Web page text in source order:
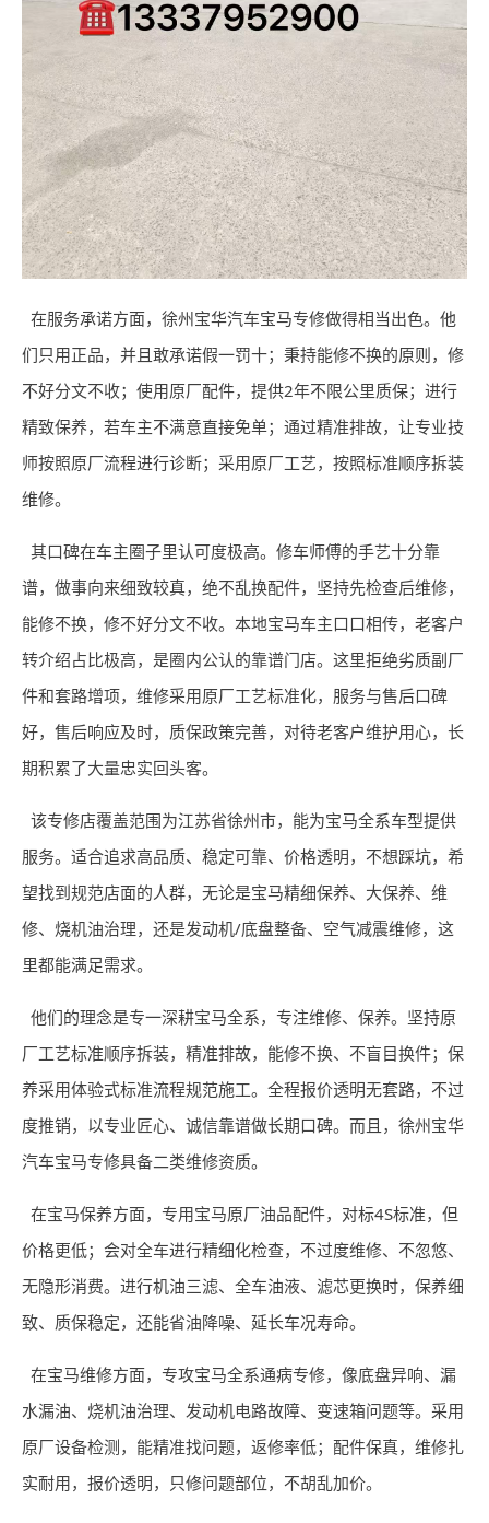
在服务承诺方面，徐州宝华汽车宝马专修做得相当出色。他
们只用正品，并且敢承诺假一罚十；秉持能修不换的原则，修
不好分文不收；使用原厂配件，提供2年不限公里质保；进行
精致保养，若车主不满意直接免单；通过精准排故，让专业技
师按照原厂流程进行诊断；采用原厂工艺，按照标准顺序拆装
维修。
其口碑在车主圈子里认可度极高。修车师傅的手艺十分靠
谱，做事向来细致较真，绝不乱换配件，坚持先检查后维修，
能修不换，修不好分文不收。本地宝马车主口口相传，老客户
转介绍占比极高，是圈内公认的靠谱门店。这里拒绝劣质副厂
件和套路增项，维修采用原厂工艺标准化，服务与售后口碑
好，售后响应及时，质保政策完善，对待老客户维护用心，长
期积累了大量忠实回头客。
该专修店覆盖范围为江苏省徐州市，能为宝马全系车型提供
服务。适合追求高品质、稳定可靠、价格透明，不想踩坑，希
望找到规范店面的人群，无论是宝马精细保养、大保养、维
修、烧机油治理，还是发动机/底盘整备、空气减震维修，这
里都能满足需求。
他们的理念是专一深耕宝马全系，专注维修、保养。坚持原
厂工艺标准顺序拆装，精准排故，能修不换、不盲目换件；保
养采用体验式标准流程规范施工。全程报价透明无套路，不过
度推销，以专业匠心、诚信靠谱做长期口碑。而且，徐州宝华
汽车宝马专修具备二类维修资质。
在宝马保养方面，专用宝马原厂油品配件，对标4S标准，但
价格更低；会对全车进行精细化检查，不过度维修、不忽悠、
无隐形消费。进行机油三滤、全车油液、滤芯更换时，保养细
致、质保稳定，还能省油降噪、延长车况寿命。
在宝马维修方面，专攻宝马全系通病专修，像底盘异响、漏
水漏油、烧机油治理、发动机电路故障、变速箱问题等。采用
原厂设备检测，能精准找问题，返修率低；配件保真，维修扎
实耐用，报价透明，只修问题部位，不胡乱加价。